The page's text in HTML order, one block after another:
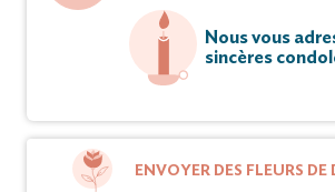
Nous vous
sincères
ENVOYER DES FLEURS DE